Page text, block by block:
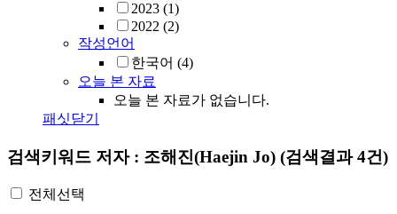
2023 (1)
2022 (2)
작성언어
한국어 (4)
오늘 본 자료
오늘 본 자료가 없습니다.
패싯닫기
검색키워드 저자 : 조해진(Haejin Jo) (검색결과 4건)
전체선택